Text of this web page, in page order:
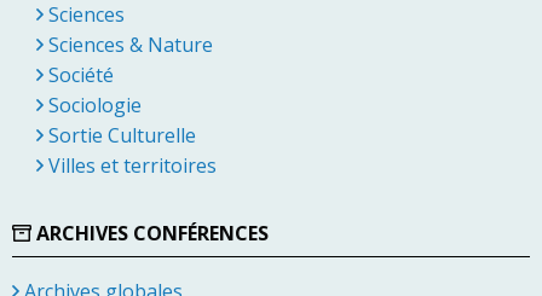
Sciences
Sciences & Nature
Société
Sociologie
Sortie Culturelle
Villes et territoires
ARCHIVES CONFÉRENCES